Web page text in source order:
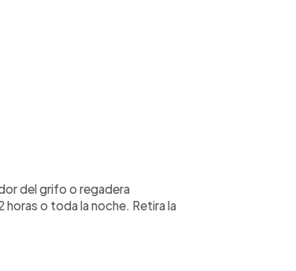
del grifo o regadera
horas o toda la noche. Retira la